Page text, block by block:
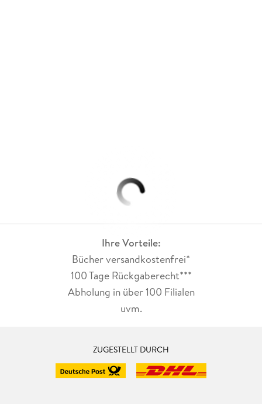
Ihre Vorteile:
Bücher versandkostenfrei*
100 Tage Rückgaberecht***
Abholung in über 100 Filialen
uvm.
ZUGESTELLT DURCH